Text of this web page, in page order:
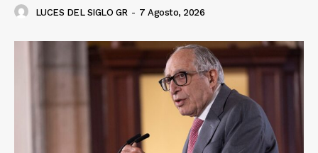
LUCES DEL SIGLO GR - 7 Agosto, 2026